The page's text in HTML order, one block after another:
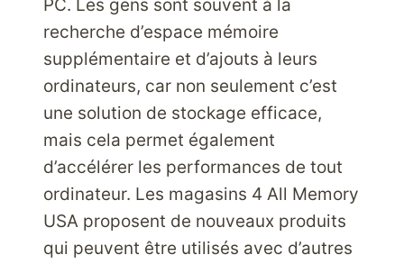
PC. Les gens sont souvent à la
recherche d’espace mémoire
supplémentaire et d’ajouts à leurs
ordinateurs, car non seulement c’est
une solution de stockage efficace,
mais cela permet également
d’accélérer les performances de tout
ordinateur. Les magasins 4 All Memory
USA proposent de nouveaux produits
qui peuvent être utilisés avec d’autres